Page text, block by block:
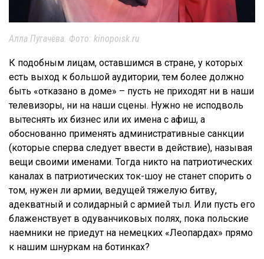
Алла Пугачёва. Фото: kinopoisk.ru
К подобным лицам, оставшимся в стране, у которых
есть выход к большой аудитории, тем более должно
быть «отказано в доме» – пусть не приходят ни в наши
телевизоры, ни на наши сцены. Нужно не исподволь
вытеснять их бизнес или их имена с афиш, а
обоснованно применять административные санкции
(которые сперва следует ввести в действие), называя
вещи своими именами. Тогда никто на патриотических
каналах в патриотических ток-шоу не станет спорить о
том, нужен ли армии, ведущей тяжелую битву,
адекватный и солидарный с армией тыл. Или пусть его
блаженствует в одуванчиковых полях, пока польские
наемники не приедут на немецких «Леопардах» прямо
к нашим шнуркам на ботинках?